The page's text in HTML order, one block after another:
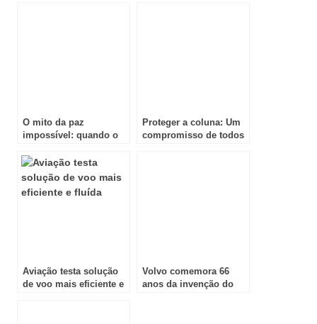
O mito da paz
impossível: quando o
manter a guerra
Proteger a coluna: Um
compromisso de todos
Aviação testa solução
de voo mais eficiente e
Volvo comemora 66
anos da invenção do